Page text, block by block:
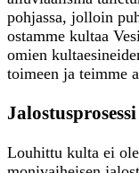
pohjassa, jolloin
ostamme kultaa
omien
toimeen ja teimme
Jalostusprosessi
Louhittu kulta ei